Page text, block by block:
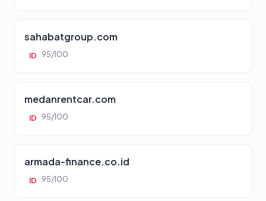
sahabatgroup.com
ID 95/100
medanrentcar.com
ID 95/100
armada-finance.co.id
ID 95/100